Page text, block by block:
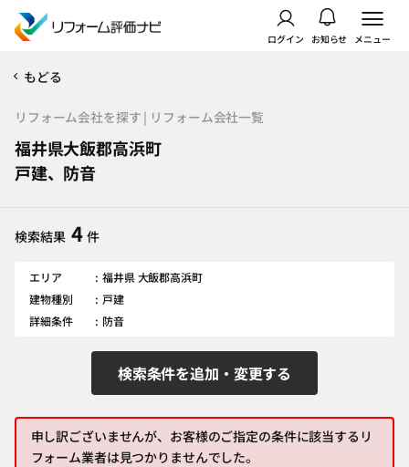
ログイン お知らせ メニュー
もどる
リフォーム会社を探す | リフォーム会社一覧
福井県大飯郡高浜町
戸建、防音
検索結果 4 件
エリア
福井県 大飯郡高浜町
建物種別
戸建
詳細条件
防音
検索条件を追加・変更する
申し訳ございませんが、お客様のご指定の条件に該当するリ
フォーム業者は見つかりませんでした。